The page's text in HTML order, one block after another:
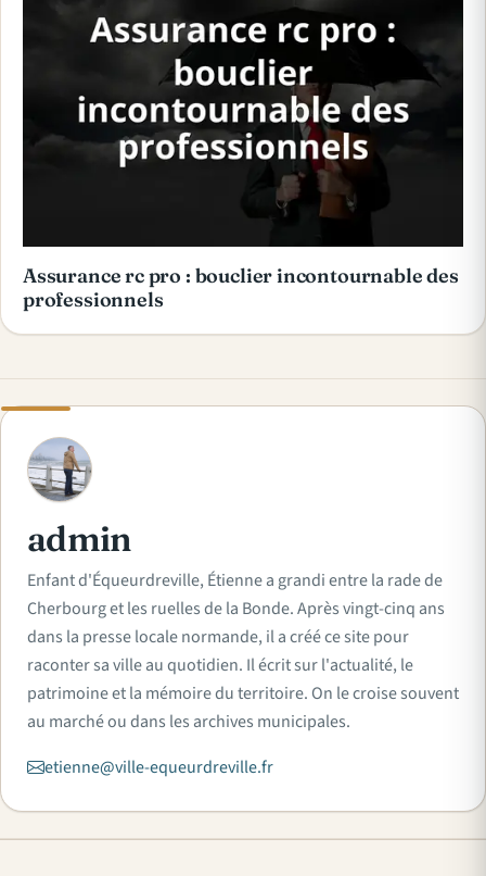
Assurance rc pro : bouclier incontournable des
professionnels
A
admin
Enfant d'Équeurdreville, Étienne a grandi entre la rade de
Cherbourg et les ruelles de la Bonde. Après vingt-cinq ans
dans la presse locale normande, il a créé ce site pour
raconter sa ville au quotidien. Il écrit sur l'actualité, le
patrimoine et la mémoire du territoire. On le croise souvent
au marché ou dans les archives municipales.
etienne@ville-equeurdreville.fr